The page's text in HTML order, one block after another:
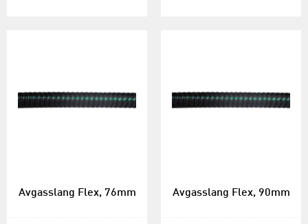
Avgasslang Flex, 76mm Avgasslang Flex, 90mm